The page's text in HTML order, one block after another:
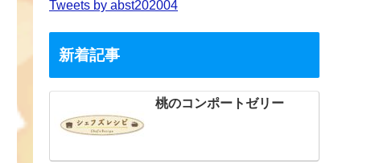
Tweets by abst202004
新着記事
桃のコンポートゼリー